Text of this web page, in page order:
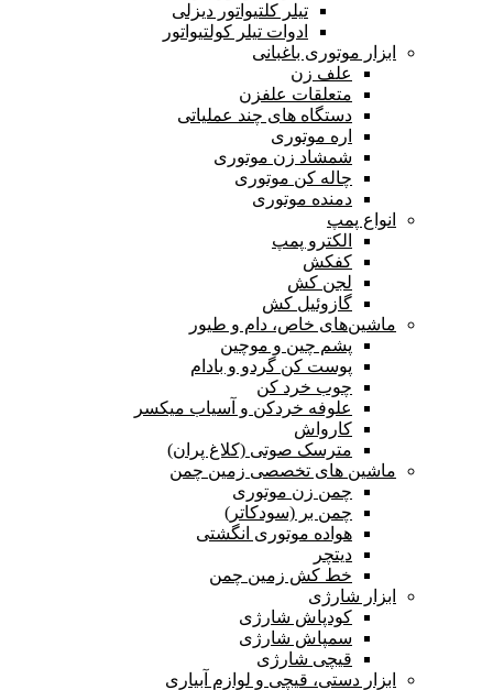
تیلر کلتیواتور دیزلی
ادوات تیلر کولتیواتور
ابزار موتوری باغبانی
علف زن
متعلقات علفزن
دستگاه های چند عملیاتی
اره موتوری
شمشاد زن موتوری
چاله کن موتوری
دمنده موتوری
انواع پمپ
الکترو پمپ
کفکش
لجن کش
گازوئیل کش
ماشین‌های خاص، دام و طیور
پشم چین و موچین
پوست کن گردو و بادام
چوب خرد کن
علوفه خردکن و آسیاب میکسر
کارواش
مترسک صوتی (کلاغ پران)
ماشین های تخصصی زمین چمن
چمن زن موتوری
چمن بر (سودکاتر)
هواده موتوری انگشتی
دیتچر
خط کش زمین چمن
ابزار شارژی
کودپاش شارژی
سمپاش شارژی
قیچی شارژی
ابزار دستی، قیچی و لوازم آبیاری